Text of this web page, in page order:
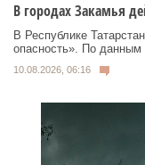
В городах Закамья
В Республике
опасность». По данным
10.08.2026, 06:16